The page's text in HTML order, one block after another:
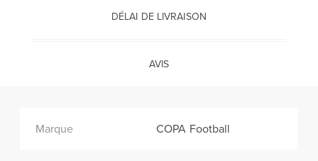
DÉLAI DE LIVRAISON
AVIS
Marque COPA Football